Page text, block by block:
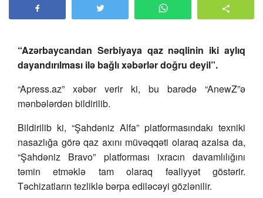
“Azərbaycandan Serbiyaya qaz nəqlinin iki aylıq
dayandırılması ilə bağlı xəbərlər doğru deyil”.
“Apress.az” xəbər verir ki, bu barədə “AnewZ”ə
mənbələrdən bildirilib.
Bildirilib ki, “Şahdəniz Alfa” platformasındakı texniki
nasazlığa görə qaz axını müvəqqəti olaraq azalsa da,
“Şahdəniz Bravo” platforması ixracın davamlılığını
təmin etməklə tam olaraq fəaliyyət göstərir.
Təchizatların tezliklə bərpa ediləcəyi gözlənilir.